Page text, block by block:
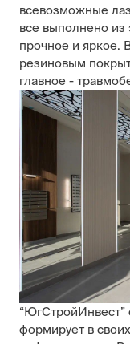
всевозможные
все выполнено из
прочное и яркое.
резиновым
главное -
формирует в